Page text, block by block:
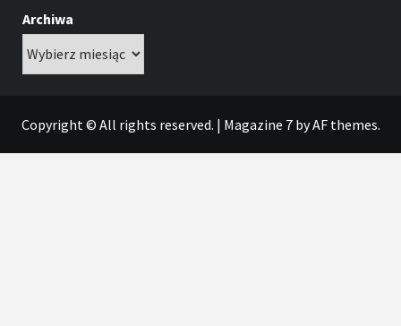
Archiwa
Copyright © All rights reserved. | Magazine 7by AF themes.